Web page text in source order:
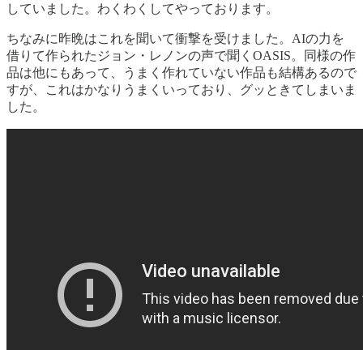
していました。わくわくしてやっております。
ちなみに昨晩はこれを聞いて衝撃を受けました。AIの力を
借りて作られたジョン・レノンの声で聞くOASIS。同様の作
品は他にもあって、うまく作れていない作品も結構あるので
すが、これはかなりうまくいっており、グッときてしまいま
した。